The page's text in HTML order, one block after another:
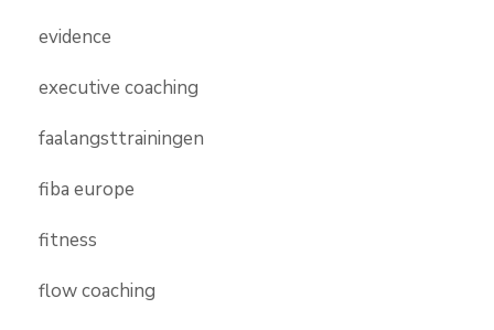
evidence
executive coaching
faalangsttrainingen
fiba europe
fitness
flow coaching